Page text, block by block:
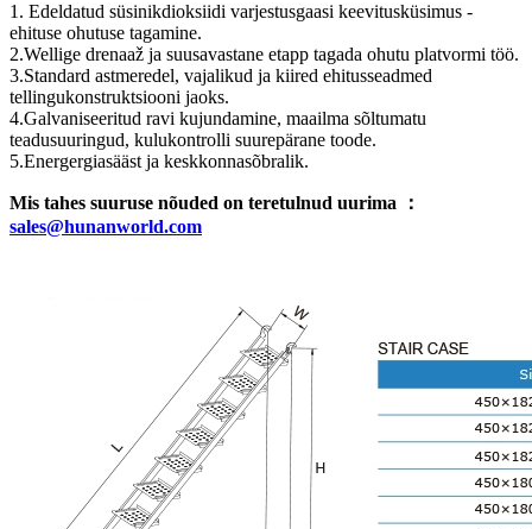
1. Edeldatud süsinikdioksiidi varjestusgaasi keevitusküsimus -
ehituse ohutuse tagamine.
2.Wellige drenaaž ja suusavastane etapp tagada ohutu platvormi töö.
3.Standard astmeredel, vajalikud ja kiired ehitusseadmed
tellingukonstruktsiooni jaoks.
4.Galvaniseeritud ravi kujundamine, maailma sõltumatu
teadusuuringud, kulukontrolli suurepärane toode.
5.Energergiasääst ja keskkonnasõbralik.
Mis tahes suuruse nõuded on teretulnud uurima ：
sales@hunanworld.com